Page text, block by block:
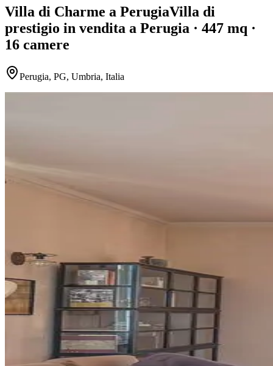
Villa di Charme a PerugiaVilla di
prestigio in vendita a Perugia · 447 mq ·
16 camere
Perugia, PG, Umbria, Italia